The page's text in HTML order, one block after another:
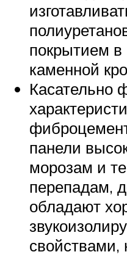
покрытием
каменной
Касательно
панели
морозам и
перепадам,
обладают
свойствами,